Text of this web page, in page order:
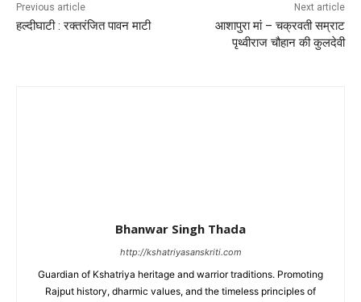
Previous article
हल्दीघाटी : रक्तरंजित पावन माटी
Next article
आशापुरा मां – चक्रवती सम्राट
पृथ्वीराज चौहान की कुलदेवी
Bhanwar Singh Thada
http://kshatriyasanskriti.com
Guardian of Kshatriya heritage and warrior traditions. Promoting
Rajput history, dharmic values, and the timeless principles of